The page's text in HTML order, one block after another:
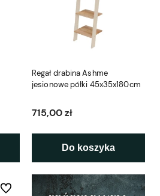
Regał drabina Ashme
jesionowe półki 45x35x180cm
715,00 zł
Do koszyka
Do ulubionych